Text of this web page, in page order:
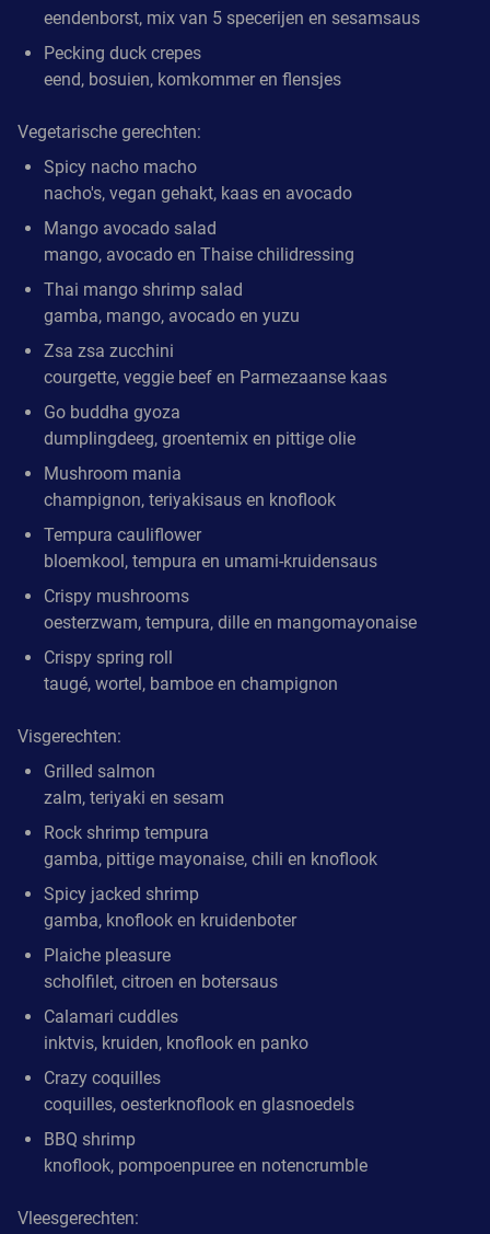
eendenborst, mix van 5 specerijen en sesamsaus
Pecking duck crepes
eend, bosuien, komkommer en flensjes
Vegetarische gerechten:
Spicy nacho macho
nacho's, vegan gehakt, kaas en avocado
Mango avocado salad
mango, avocado en Thaise chilidressing
Thai mango shrimp salad
gamba, mango, avocado en yuzu
Zsa zsa zucchini
courgette, veggie beef en Parmezaanse kaas
Go buddha gyoza
dumplingdeeg, groentemix en pittige olie
Mushroom mania
champignon, teriyakisaus en knoflook
Tempura cauliflower
bloemkool, tempura en umami-kruidensaus
Crispy mushrooms
oesterzwam, tempura, dille en mangomayonaise
Crispy spring roll
taugé, wortel, bamboe en champignon
Visgerechten:
Grilled salmon
zalm, teriyaki en sesam
Rock shrimp tempura
gamba, pittige mayonaise, chili en knoflook
Spicy jacked shrimp
gamba, knoflook en kruidenboter
Plaiche pleasure
scholfilet, citroen en botersaus
Calamari cuddles
inktvis, kruiden, knoflook en panko
Crazy coquilles
coquilles, oesterknoflook en glasnoedels
BBQ shrimp
knoflook, pompoenpuree en notencrumble
Vleesgerechten: